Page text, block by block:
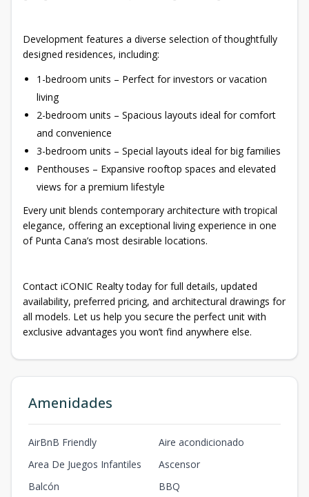
Development features a diverse selection of thoughtfully
designed residences, including:
1-bedroom units – Perfect for investors or vacation
living
2-bedroom units – Spacious layouts ideal for comfort
and convenience
3-bedroom units – Special layouts ideal for big families
Penthouses – Expansive rooftop spaces and elevated
views for a premium lifestyle
Every unit blends contemporary architecture with tropical
elegance, offering an exceptional living experience in one
of Punta Cana’s most desirable locations.
Contact iCONIC Realty today for full details, updated
availability, preferred pricing, and architectural drawings for
all models. Let us help you secure the perfect unit with
exclusive advantages you won’t find anywhere else.
Amenidades
AirBnB Friendly
Aire acondicionado
Area De Juegos Infantiles
Ascensor
Balcón
BBQ